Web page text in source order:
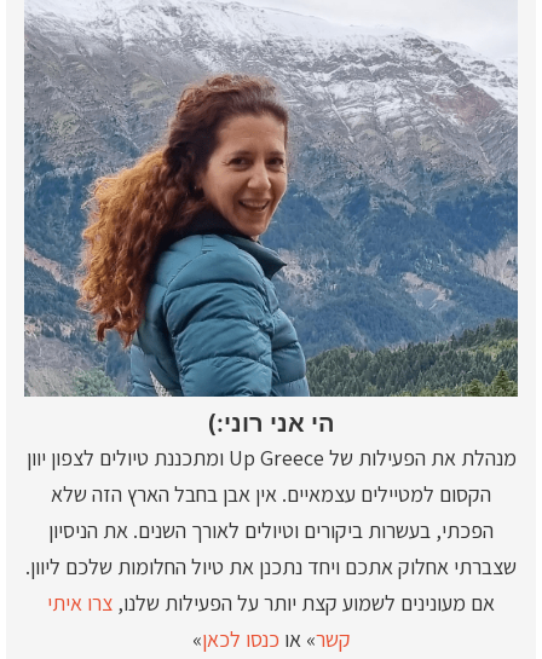
הי אני רוני:)
מנהלת את הפעילות של Up Greece ומתכננת טיולים לצפון יוון
הקסום למטיילים עצמאיים. אין אבן בחבל הארץ הזה שלא
הפכתי, בעשרות ביקורים וטיולים לאורך השנים. את הניסיון
שצברתי אחלוק אתכם ויחד נתכנן את טיול החלומות שלכם ליוון.
אם מעונינים לשמוע קצת יותר על הפעילות שלנו, צרו איתי
קשר» או כנסו לכאן»